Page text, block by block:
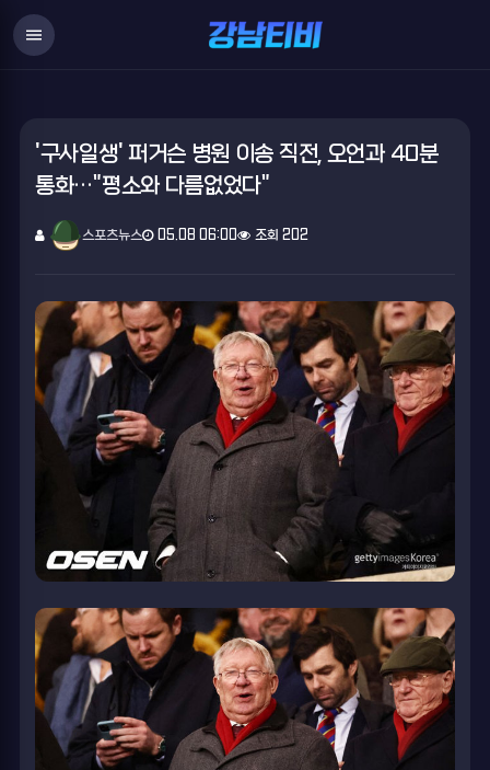
menu
'구사일생' 퍼거슨 병원 이송 직전, 오언과 40분
통화…"평소와 다름없었다"
스포츠뉴스 05.08 06:00 조회 202